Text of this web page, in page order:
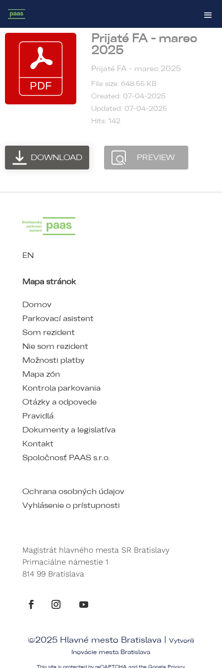
Prijaté FA - marec
2025
Prijaté FA - marec 2025
File size: 648.55 KB
Created: 07-04-2025
Updated: 07-04-2025
Hits: 142
DOWNLOAD PREVIEW
EN
Mapa stránok
Domov
Parkovací asistent
Som rezident
Nie som rezident
Možnosti platby
Mapa zón
Kontrola parkovania
Otázky a odpovede
Pravidlá
Dokumenty a legislatíva
Kontakt
Spoločnosť PAAS s.r.o.
Ochrana osobných údajov
Vyhlásenie o prístupnosti
Magistrát hlavného mesta SR Bratislavy
Primaciálne námestie 1
814 99 Bratislava
©2025 Hlavné mesto Bratislava |
Vytvorili
Inovácie mesta Bratislava
This site is protected by reCAPTCHA and the Google Privacy